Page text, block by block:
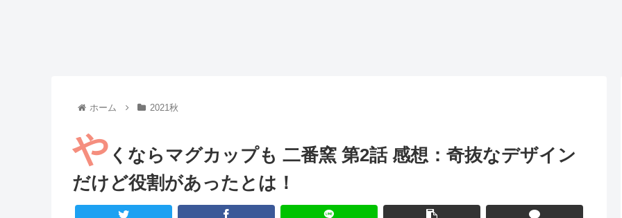
ホーム 2021秋
や くならマグカップも 二番窯 第2話 感想：奇抜なデザイン
だけど役割があったとは！